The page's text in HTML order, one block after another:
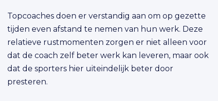
Topcoaches doen er verstandig aan om op gezette
tijden even afstand te nemen van hun werk. Deze
relatieve rustmomenten zorgen er niet alleen voor
dat de coach zelf beter werk kan leveren, maar ook
dat de sporters hier uiteindelijk beter door
presteren.